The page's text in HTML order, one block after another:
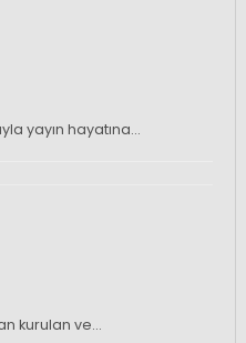
yayın hayatına…
kurulan ve…